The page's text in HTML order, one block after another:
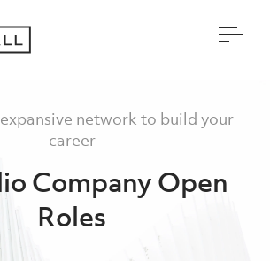
network to build your
career
Company Open
Roles